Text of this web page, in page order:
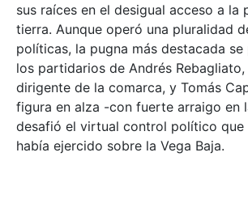
sus raíces en el desigual acceso a la
tierra. Aunque operó una pluralidad
políticas, la pugna más destacada
los partidarios de Andrés
dirigente de la comarca, y Tomás
figura en alza -con fuerte arraigo en
desafió el virtual control político que
había ejercido sobre la Vega Baja.